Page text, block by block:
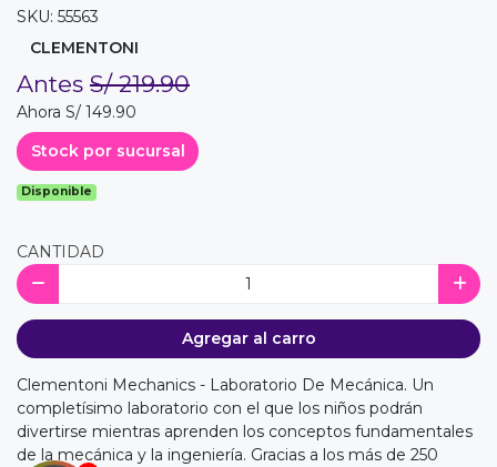
SKU: 55563
CLEMENTONI
Antes S/ 219.90
Ahora S/ 149.90
Stock por sucursal
Disponible
CANTIDAD
Agregar al carro
Clementoni Mechanics - Laboratorio De Mecánica. Un
completísimo laboratorio con el que los niños podrán
divertirse mientras aprenden los conceptos fundamentales
de la mecánica y la ingeniería. Gracias a los más de 250